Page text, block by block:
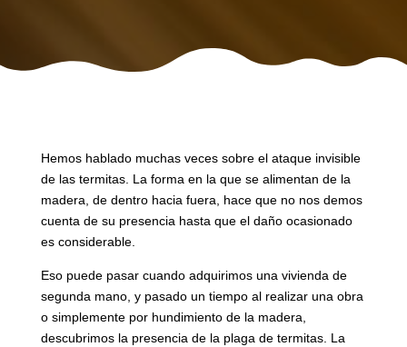
Hemos hablado muchas veces sobre el ataque invisible
de las termitas. La forma en la que se alimentan de la
madera, de dentro hacia fuera, hace que no nos demos
cuenta de su presencia hasta que el daño ocasionado
es considerable.
Eso puede pasar cuando adquirimos una vivienda de
segunda mano, y pasado un tiempo al realizar una obra
o simplemente por hundimiento de la madera,
descubrimos la presencia de la plaga de termitas. La